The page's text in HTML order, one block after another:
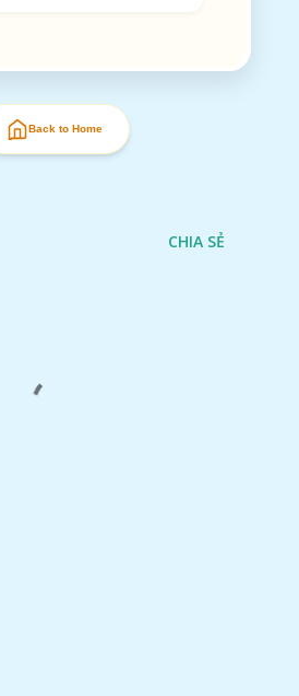
Back to Home
CHIA SẺ